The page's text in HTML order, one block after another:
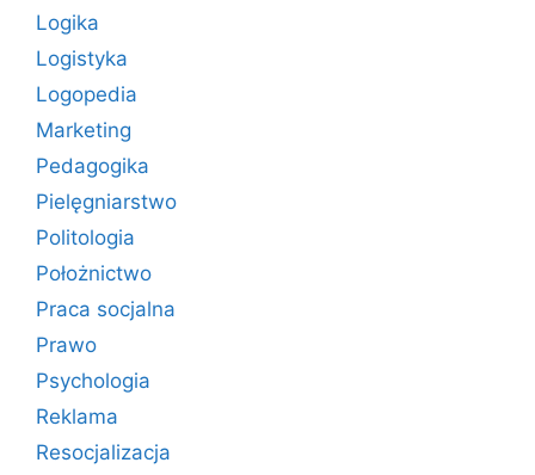
Logika
Logistyka
Logopedia
Marketing
Pedagogika
Pielęgniarstwo
Politologia
Położnictwo
Praca socjalna
Prawo
Psychologia
Reklama
Resocjalizacja